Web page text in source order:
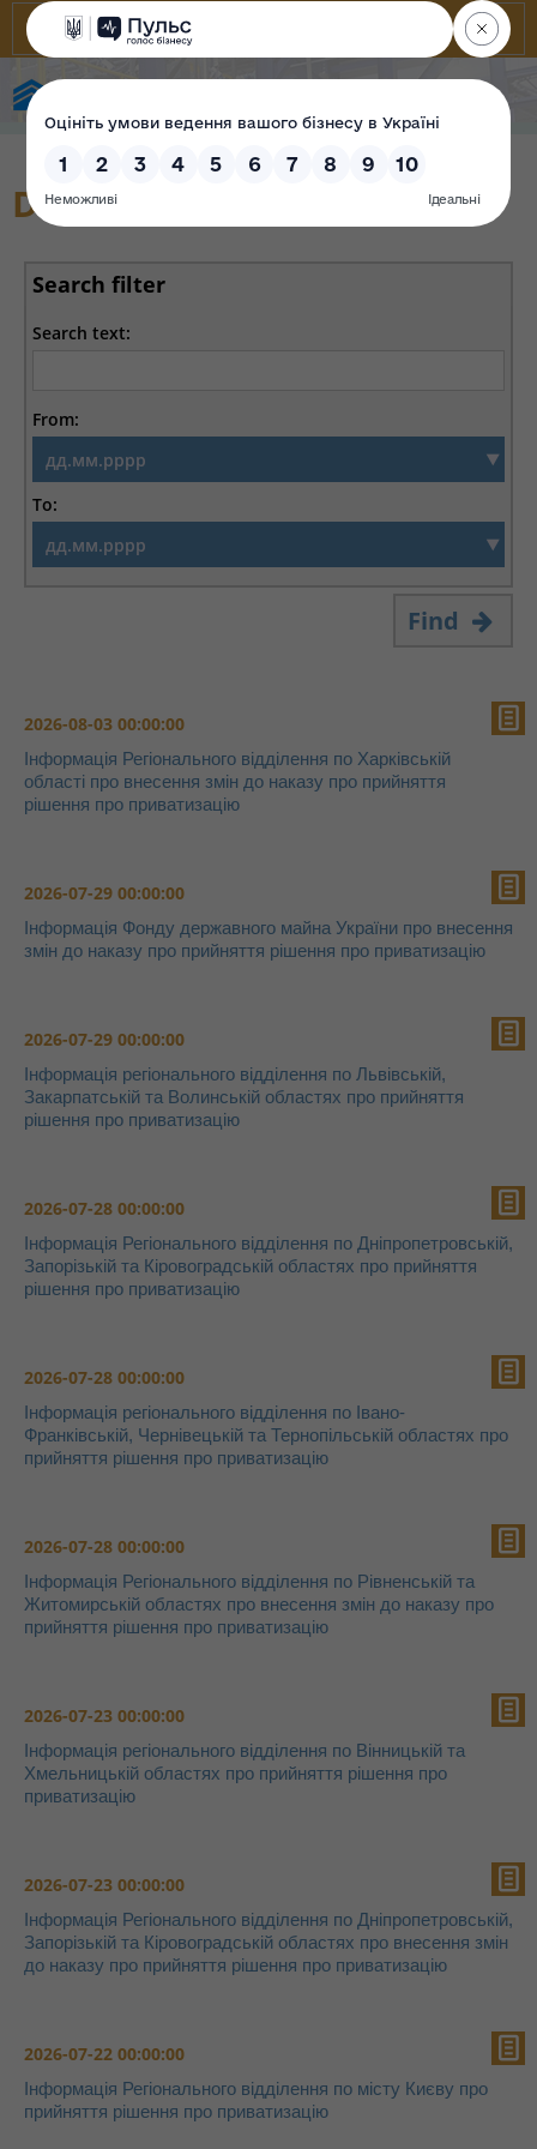
Decisions on Privatization
Search filter
Search text:
From:
To:
Find
2026-08-03 00:00:00
Інформація Регіонального відділення по Харківській
області про внесення змін до наказу про прийняття
рішення про приватизацію
2026-07-29 00:00:00
Інформація Фонду державного майна України про внесення
змін до наказу про прийняття рішення про приватизацію
2026-07-29 00:00:00
Інформація регіонального відділення по Львівській,
Закарпатській та Волинській областях про прийняття
рішення про приватизацію
2026-07-28 00:00:00
Інформація Регіонального відділення по Дніпропетровській,
Запорізькій та Кіровоградській областях про прийняття
рішення про приватизацію
2026-07-28 00:00:00
Інформація регіонального відділення по Івано-
Франківській, Чернівецькій та Тернопільській областях про
прийняття рішення про приватизацію
2026-07-28 00:00:00
Інформація Регіонального відділення по Рівненській та
Житомирській областях про внесення змін до наказу про
прийняття рішення про приватизацію
2026-07-23 00:00:00
Інформація регіонального відділення по Вінницькій та
Хмельницькій областях про прийняття рішення про
приватизацію
2026-07-23 00:00:00
Інформація Регіонального відділення по Дніпропетровській,
Запорізькій та Кіровоградській областях про внесення змін
до наказу про прийняття рішення про приватизацію
2026-07-22 00:00:00
Інформація Регіонального відділення по місту Києву про
прийняття рішення про приватизацію